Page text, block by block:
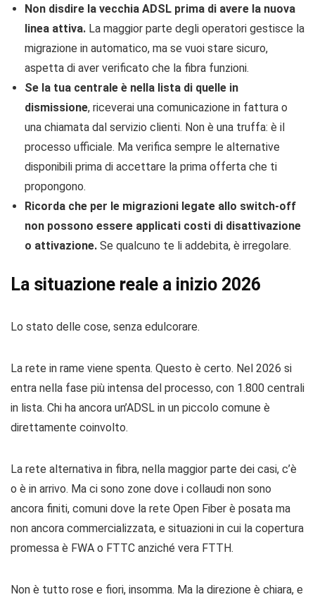
Non disdire la vecchia ADSL prima di avere la nuova
linea attiva. La maggior parte degli operatori gestisce la
migrazione in automatico, ma se vuoi stare sicuro,
aspetta di aver verificato che la fibra funzioni.
Se la tua centrale è nella lista di quelle in
dismissione, riceverai una comunicazione in fattura o
una chiamata dal servizio clienti. Non è una truffa: è il
processo ufficiale. Ma verifica sempre le alternative
disponibili prima di accettare la prima offerta che ti
propongono.
Ricorda che per le migrazioni legate allo switch-off
non possono essere applicati costi di disattivazione
o attivazione. Se qualcuno te li addebita, è irregolare.
La situazione reale a inizio 2026
Lo stato delle cose, senza edulcorare.
La rete in rame viene spenta. Questo è certo. Nel 2026 si
entra nella fase più intensa del processo, con 1.800 centrali
in lista. Chi ha ancora un’ADSL in un piccolo comune è
direttamente coinvolto.
La rete alternativa in fibra, nella maggior parte dei casi, c’è
o è in arrivo. Ma ci sono zone dove i collaudi non sono
ancora finiti, comuni dove la rete Open Fiber è posata ma
non ancora commercializzata, e situazioni in cui la copertura
promessa è FWA o FTTC anziché vera FTTH.
Non è tutto rose e fiori, insomma. Ma la direzione è chiara, e